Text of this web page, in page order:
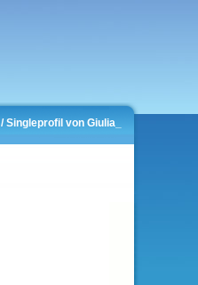
/ Singleprofil von Giulia_